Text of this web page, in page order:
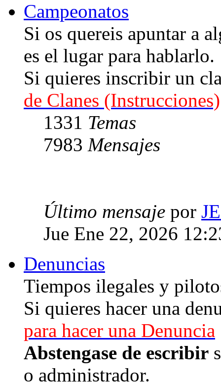
Campeonatos
Si os quereis apuntar a
es el lugar para hablarlo.
Si quieres inscribir un
de Clanes (Instrucciones)
1331 Temas
7983 Mensajes
Último mensaje por
Jue Ene 22, 2026
Denuncias
Tiempos ilegales y
Si quieres hacer una
para hacer una Denuncia
Abstengase de escribir
o administrador.